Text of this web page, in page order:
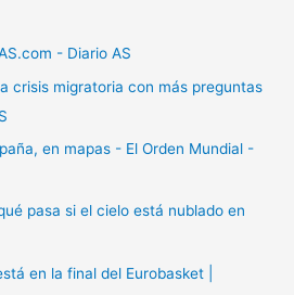
- Diario AS
crisis migratoria con más preguntas
en mapas - El Orden Mundial -
pasa si el cielo está nublado en
en la final del Eurobasket |